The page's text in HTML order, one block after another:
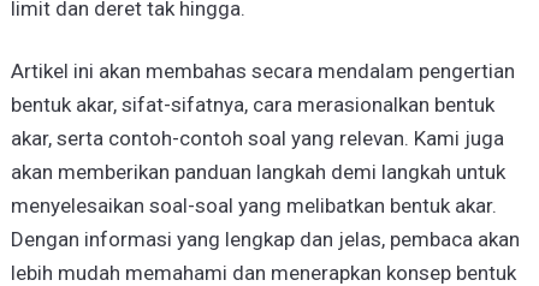
limit dan deret tak hingga.
Artikel ini akan membahas secara mendalam pengertian
bentuk akar, sifat-sifatnya, cara merasionalkan bentuk
akar, serta contoh-contoh soal yang relevan. Kami juga
akan memberikan panduan langkah demi langkah untuk
menyelesaikan soal-soal yang melibatkan bentuk akar.
Dengan informasi yang lengkap dan jelas, pembaca akan
lebih mudah memahami dan menerapkan konsep bentuk